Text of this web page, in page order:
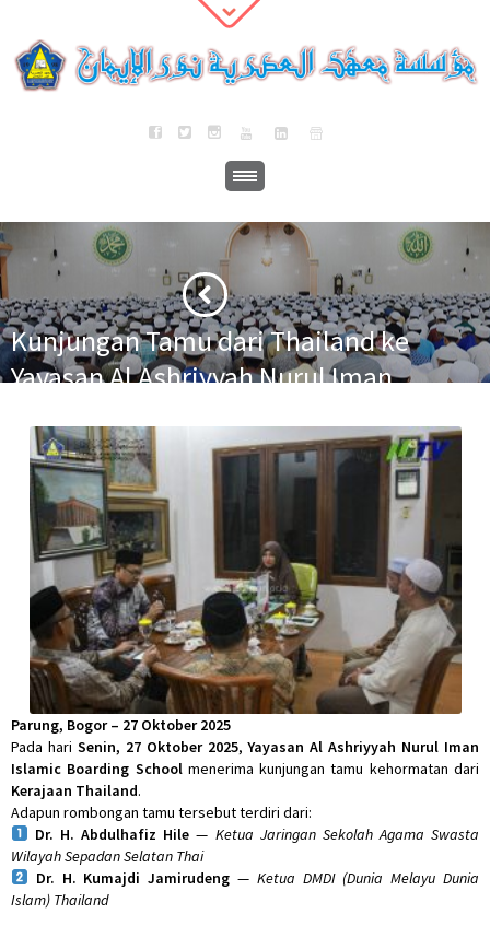
Kunjungan Tamu dari Thailand ke
Yayasan Al Ashriyyah Nurul Iman
Home · Berita · Kunjungan Tamu dari Thailand ke Yayasan Al Ashriyyah
Nurul Iman Islamic Boarding School
Parung, Bogor – 27 Oktober 2025
Pada hari Senin, 27 Oktober 2025,Yayasan Al Ashriyyah Nurul Iman
Islamic Boarding Schoolmenerima kunjungan tamu kehormatan dari
Kerajaan Thailand.
Adapun rombongan tamu tersebut terdiri dari:
Dr. H. Abdulhafiz Hile — Ketua Jaringan Sekolah Agama Swasta
Wilayah Sepadan Selatan Thai
Dr. H. Kumajdi Jamirudeng — Ketua DMDI (Dunia Melayu Dunia
Islam) Thailand